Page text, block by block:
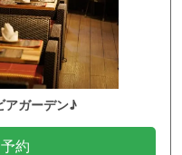
アガーデン♪
約